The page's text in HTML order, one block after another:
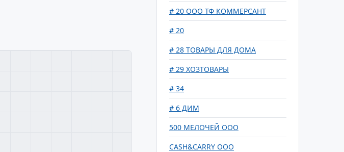
# 20 ООО ТФ КОММЕРСАНТ
# 20
# 28 ТОВАРЫ ДЛЯ ДОМА
# 29 ХОЗТОВАРЫ
# 34
# 6 ДИМ
500 МЕЛОЧЕЙ ООО
CASH&CARRY ООО